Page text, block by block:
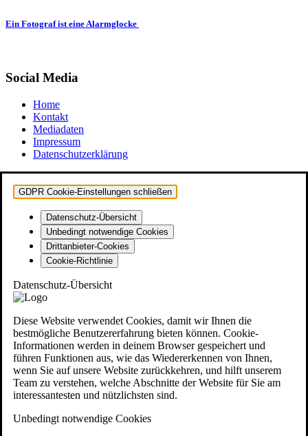
Ein Fotograf ist eine Alarmglocke
Social Media
Home
Kontakt
Mediadaten
Impressum
Datenschutzerklärung
GDPR Cookie-Einstellungen schließen
Datenschutz-Übersicht
Unbedingt notwendige Cookies
Drittanbieter-Cookies
Cookie-Richtlinie
Datenschutz-Übersicht
Diese Website verwendet Cookies, damit wir Ihnen die
bestmögliche Benutzererfahrung bieten können. Cookie-
Informationen werden in deinem Browser gespeichert und
führen Funktionen aus, wie das Wiedererkennen von Ihnen,
wenn Sie auf unsere Website zurückkehren, und hilft unserem
Team zu verstehen, welche Abschnitte der Website für Sie am
interessantesten und nützlichsten sind.
Unbedingt notwendige Cookies